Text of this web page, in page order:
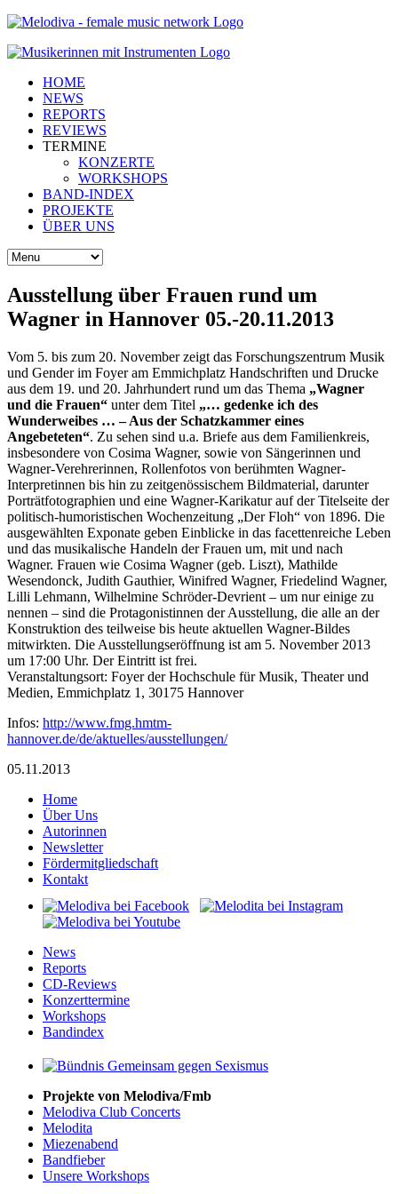
HOME
NEWS
REPORTS
REVIEWS
TERMINE
KONZERTE
WORKSHOPS
BAND-INDEX
PROJEKTE
ÜBER UNS
Ausstellung über Frauen rund um
Wagner in Hannover 05.-20.11.2013
Vom 5. bis zum 20. November zeigt das Forschungszentrum Musik
und Gender im Foyer am Emmichplatz Handschriften und Drucke
aus dem 19. und 20. Jahrhundert rund um das Thema „Wagner
und die Frauen“ unter dem Titel „… gedenke ich des
Wunderweibes … – Aus der Schatzkammer eines
Angebeteten“. Zu sehen sind u.a. Briefe aus dem Familienkreis,
insbesondere von Cosima Wagner, sowie von Sängerinnen und
Wagner-Verehrerinnen, Rollenfotos von berühmten Wagner-
Interpretinnen bis hin zu zeitgenössischem Bildmaterial, darunter
Porträtfotographien und eine Wagner-Karikatur auf der Titelseite der
politisch-humoristischen Wochenzeitung „Der Floh“ von 1896. Die
ausgewählten Exponate geben Einblicke in das facettenreiche Leben
und das musikalische Handeln der Frauen um, mit und nach
Wagner. Frauen wie Cosima Wagner (geb. Liszt), Mathilde
Wesendonck, Judith Gauthier, Winifred Wagner, Friedelind Wagner,
Lilli Lehmann, Wilhelmine Schröder-Devrient – um nur einige zu
nennen – sind die Protagonistinnen der Ausstellung, die alle an der
Konstruktion des teilweise bis heute aktuellen Wagner-Bildes
mitwirkten. Die Ausstellungseröffnung ist am 5. November 2013
um 17:00 Uhr. Der Eintritt ist frei.
Veranstaltungsort: Foyer der Hochschule für Musik, Theater und
Medien, Emmichplatz 1, 30175 Hannover
Infos: http://www.fmg.hmtm-
hannover.de/de/aktuelles/ausstellungen/
05.11.2013
Home
Über Uns
Autorinnen
Newsletter
Fördermitgliedschaft
Kontakt
News
Reports
CD-Reviews
Konzerttermine
Workshops
Bandindex
Projekte von Melodiva/Fmb
Melodiva Club Concerts
Melodita
Miezenabend
Bandfieber
Unsere Workshops